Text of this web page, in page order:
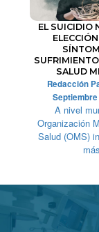
EL SUICIDIO
SALUD
Redacción
A nivel
Organización
Salud (OMS)
más